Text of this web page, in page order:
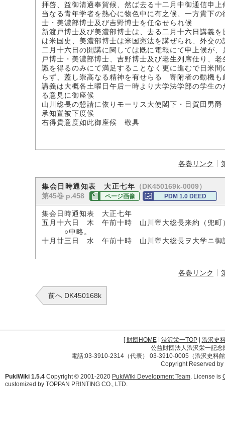
拝啓、益御清適奉賀候、然ば去る十二月中御通信申
当なる青年学者を熱心に物色中に有之候、一方貴下
士・美濃部博士及び吉野博士を任命せられ候
新渡戸博士及び美濃部博士は、去る二月十六日講義
は米国史、美濃部博士は米国憲法を講ぜられ、外交
二月十六日の開講に関しては既に電報にて申上候が
戸博士・美濃部博士、吉野博士及び老生列席仕り、
識を得るのみにて満足することなく更に進むで日米
らず、蓋し崇高なる精神を有せらるゝ寄附者の動機
講義は大概各土曜日午后一時より大学法学部の学生
る意見に御座候
山川総長の懇請に依りモーリス大使閣下・目賀田男
承知置被下度候
右得貴意度如此御座候 敬具
各巻リンク
集会日時通知表 大正七年 （DK450169k-0009）
第45巻 p.458
ページ画像 PDM 1.0 DEED
集会日時通知表 大正七年
五月十六日 木 午前十時 山川帝大総長来約（兜町
○中略。
十月廿三日 水 午前十時 山川帝大総長ヲ大学ニ御
各巻リンク
前へ DK450168k
[財団HOME| 渋沢栄一TOP| 渋沢史
公益財団法人渋沢栄一記
電話:03-3910-2314（代表） 03-3910-0005（渋沢史料
Copyright Reserved
PukiWiki 1.5.4 Copyright © 2001-2020 PukiWiki Development Team. License is
customized by TOPPAN PRINTING CO., LTD.